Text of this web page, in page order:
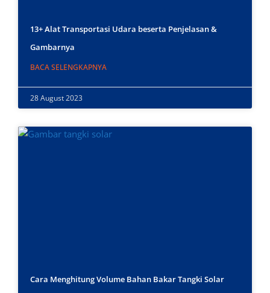
13+ Alat Transportasi Udara beserta Penjelasan &
Gambarnya
BACA SELENGKAPNYA
28 August 2023
Cara Menghitung Volume Bahan Bakar Tangki Solar